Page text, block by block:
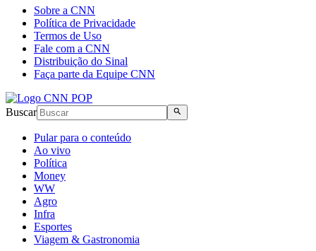
Sobre a CNN
Política de Privacidade
Termos de Uso
Fale com a CNN
Distribuição do Sinal
Faça parte da Equipe CNN
Buscar
Pular para o conteúdo
Ao vivo
Política
Money
WW
Agro
Infra
Esportes
Viagem & Gastronomia